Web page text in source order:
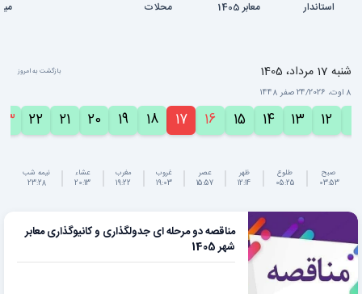
استاندار
معابر 1405
محلات
شنبه 17 مرداد، 1405 بازگشت به امروز
8 اوت، 2026 /24 صفر 1448
12
13
14
15
16
17
18
19
20
21
22
صبح
03:53
طلوع
05:25
ظهر
12:14
عصر
15:57
غروب
19:03
مغرب
19:22
عشاء
20:13
نیمه شب
23:28
مناقصه دو مرحله ای جدولگذاری و کانیوگذاری معابر
شهر 1405